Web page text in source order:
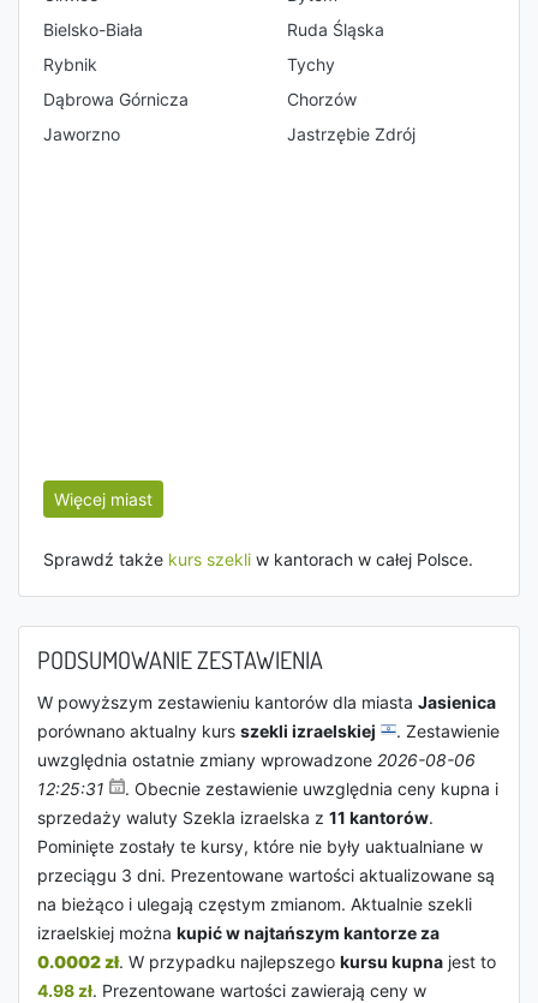
Bielsko-Biała
Ruda Śląska
Rybnik
Tychy
Dąbrowa Górnicza
Chorzów
Jaworzno
Jastrzębie Zdrój
Więcej miast
Sprawdź także kurs szekli w kantorach w całej Polsce.
PODSUMOWANIE ZESTAWIENIA
W powyższym zestawieniu kantorów dla miasta Jasienica
porównano aktualny kurs szekli izraelskiej
. Zestawienie
uwzględnia ostatnie zmiany wprowadzone 2026-08-06
12:25:31
. Obecnie zestawienie uwzględnia ceny kupna i
sprzedaży waluty Szekla izraelska z 11 kantorów.
Pominięte zostały te kursy, które nie były uaktualniane w
przeciągu 3 dni. Prezentowane wartości aktualizowane są
na bieżąco i ulegają częstym zmianom. Aktualnie szekli
izraelskiej można kupić w najtańszym kantorze za
0.0002 zł. W przypadku najlepszego kursu kupna jest to
4.98 zł. Prezentowane wartości zawierają ceny w